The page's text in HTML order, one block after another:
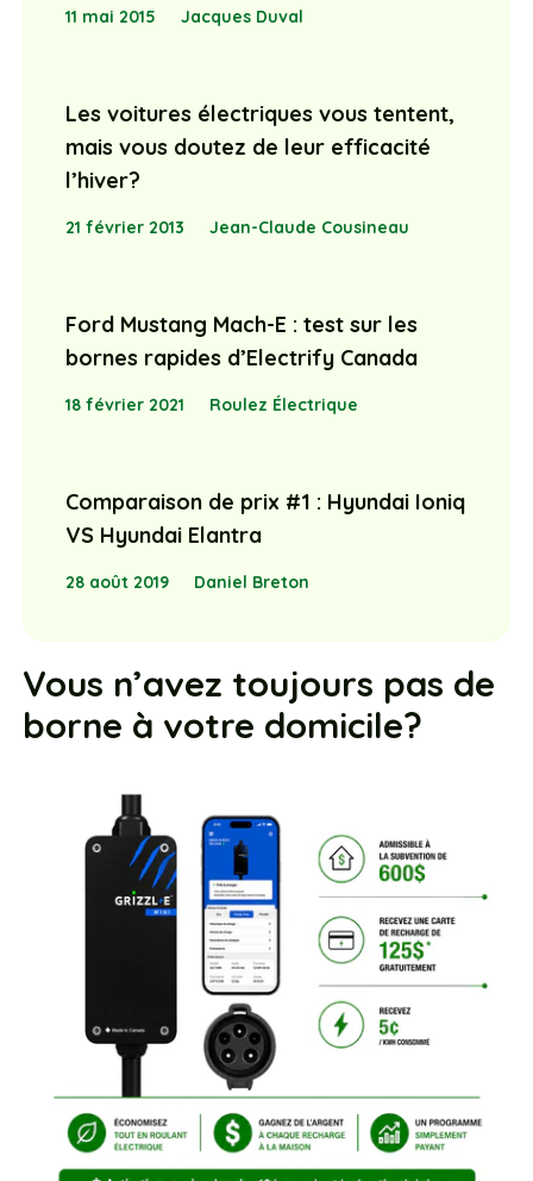
11 mai 2015 Jacques Duval
Les voitures électriques vous tentent,
mais vous doutez de leur efficacité
l’hiver?
21 février 2013 Jean-Claude Cousineau
Ford Mustang Mach-E : test sur les
bornes rapides d’Electrify Canada
18 février 2021 Roulez Électrique
Comparaison de prix #1 : Hyundai Ioniq
VS Hyundai Elantra
28 août 2019 Daniel Breton
Vous n’avez toujours pas de
borne à votre domicile?